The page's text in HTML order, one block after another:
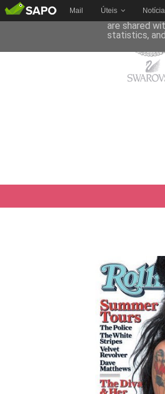
Mail Úteis
This site
are shared
statistics,